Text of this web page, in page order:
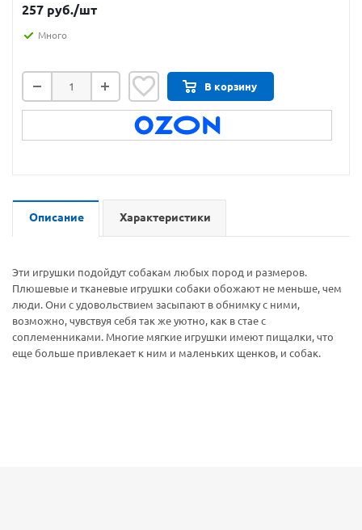
257 руб./шт
Много
В корзину
Описание Характеристики
Эти игрушки подойдут собакам любых пород и размеров.
Плюшевые и тканевые игрушки собаки обожают не меньше, чем
люди. Они с удовольствием засыпают в обнимку с ними,
возможно, чувствуя себя так же уютно, как в стае с
соплеменниками. Многие мягкие игрушки имеют пищалки, что
еще больше привлекает к ним и маленьких щенков, и собак.